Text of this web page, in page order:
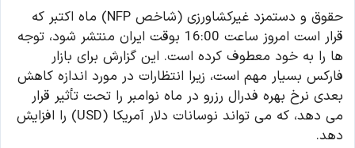
حقوق و دستمزد غیرکشاورزی (شاخص NFP) ماه اکتبر که
قرار است امروز ساعت 16:00 بوقت ایران منتشر شود، توجه
ها را به خود معطوف کرده است. این گزارش برای بازار
فارکس بسیار مهم است، زیرا انتظارات در مورد اندازه کاهش
بعدی نرخ بهره فدرال رزرو در ماه نوامبر را تحت تأثیر قرار
می دهد، که می تواند نوسانات دلار آمریکا (USD) را افزایش
دهد.